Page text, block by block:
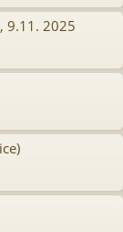
9.11. 2025